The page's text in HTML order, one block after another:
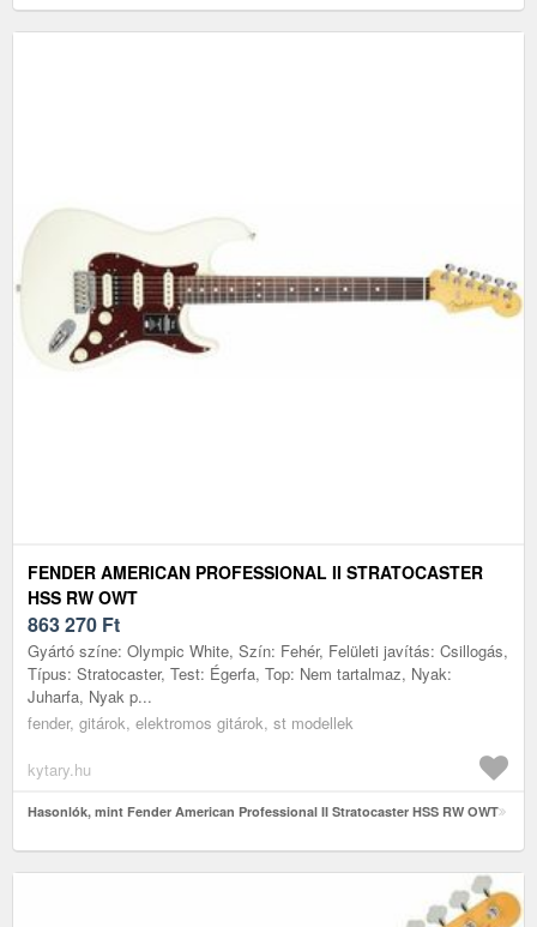
FENDER AMERICAN PROFESSIONAL II STRATOCASTER
HSS RW OWT
863 270 Ft
Gyártó színe: Olympic White, Szín: Fehér, Felületi javítás: Csillogás,
Típus: Stratocaster, Test: Égerfa, Top: Nem tartalmaz, Nyak:
Juharfa, Nyak p...
fender, gitárok, elektromos gitárok, st modellek
kytary.hu
Hasonlók, mint Fender American Professional II Stratocaster HSS RW OWT